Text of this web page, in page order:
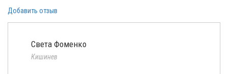
Добавить отзыв
Света Фоменко
Кишинев